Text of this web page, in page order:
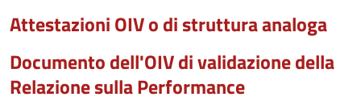
Attestazioni OIV o di struttura analoga
Documento dell'OIV di validazione della
Relazione sulla Performance